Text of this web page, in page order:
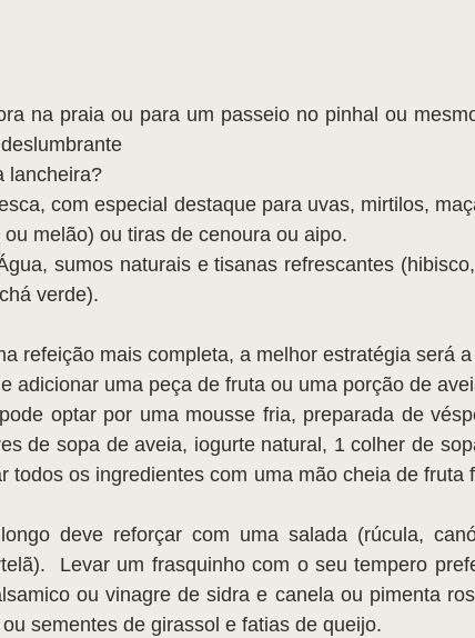
na praia ou para um passeio no pinhal ou
lancheira?
com especial destaque para uvas, mirtilos,
melão) ou tiras de cenoura ou aipo.
sumos naturais e tisanas refrescantes
verde).
refeição mais completa, a melhor estratégia será
adicionar uma peça de fruta ou uma porção de
optar por uma mousse fria, preparada de
de sopa de aveia, iogurte natural, 1 colher de
todos os ingredientes com uma mão cheia de fruta
deve reforçar com uma salada (rúcula,
Levar um frasquinho com o seu tempero
ou vinagre de sidra e canela ou pimenta
sementes de girassol e fatias de queijo.